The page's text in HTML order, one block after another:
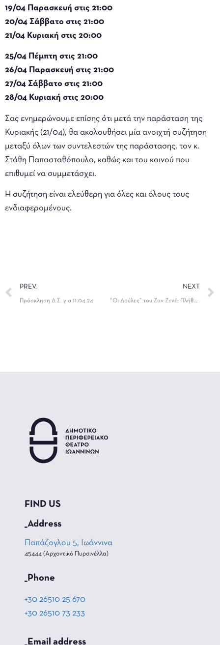
19/04 Παρασκευή στις 21:00
20/04 Σάββατο στις 21:00
21/04 Κυριακή στις 20:00
25/04 Πέμπτη στις 21:00
26/04 Παρασκευή στις 21:00
27/04 Σάββατο στις 21:00
28/04 Κυριακή στις 20:00
Σας ενημερώνουμε επίσης ότι μετά την παράσταση της
Κυριακής (21/04), θα ακολουθήσει μία ανοιχτή συζήτηση
μεταξύ όλων των συντελεστών της παράστασης, τον κ.
Στάθη Παπασταθόπουλο, καθώς και του κοινού που
επιθυμεί να συμμετάσχει.
Η συζήτηση είναι ελεύθερη για όλες και όλους τους
ενδιαφερομένους.
PREV.
Πρόσκληση Δ.Σ. για 11.04.24
NEXT
“Οι Δούλες” του Ζαν Ζενέ: Πλήθος κόσμου στην παράσταση της Κυριακής & στη μετέπειτα συζήτηση για το έργο
FIND US
_Address
Παπάζογλου 5, Ιωάννινα
45444 (Αρχοντικό Πυρσινέλλα)
_Phone
+30 26510 25 670
+30 26510 73 233
_Email address